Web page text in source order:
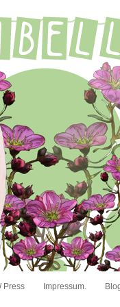
Press Impressum.